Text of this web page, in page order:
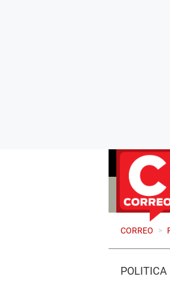
CORREO >
POLÍTICA